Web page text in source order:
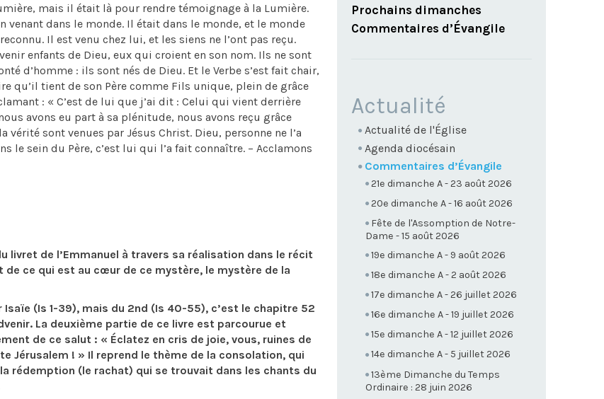
mais il était là pour rendre témoignage à la Lumière.
venant dans le monde. Il était dans le monde, et le monde
Il est venu chez lui, et les siens ne l’ont pas reçu.
enfants de Dieu, eux qui croient en son nom. Ils ne sont
d’homme : ils sont nés de Dieu. Et le Verbe s’est fait chair,
qu’il tient de son Père comme Fils unique, plein de grâce
: « C’est de lui que j’ai dit : Celui qui vient derrière
avons eu part à sa plénitude, nous avons reçu grâce
sont venues par Jésus Christ. Dieu, personne ne l’a
sein du Père, c’est lui qui l’a fait connaître. – Acclamons
livret de l’Emmanuel à travers sa réalisation dans le récit
ce qui est au cœur de ce mystère, le mystère de la
(Is 1-39), mais du 2nd (Is 40-55), c’est le chapitre 52
La deuxième partie de ce livre est parcourue et
de ce salut : « Éclatez en cris de joie, vous, ruines de
Jérusalem ! » Il reprend le thème de la consolation, qui
rédemption (le rachat) qui se trouvait dans les chants du
Prochains dimanches
Commentaires d’Évangile
NAVIGATION
Actualité
Actualité de l'Église
Agenda diocésain
Commentaires d’Évangile
21e dimanche A - 23 août 2026
20e dimanche A - 16 août 2026
Fête de l'Assomption de Notre-
Dame - 15 août 2026
19e dimanche A - 9 août 2026
18e dimanche A - 2 août 2026
17e dimanche A - 26 juillet 2026
16e dimanche A - 19 juillet 2026
15e dimanche A - 12 juillet 2026
14e dimanche A - 5 juillet 2026
13ème Dimanche du Temps
Ordinaire : 28 juin 2026